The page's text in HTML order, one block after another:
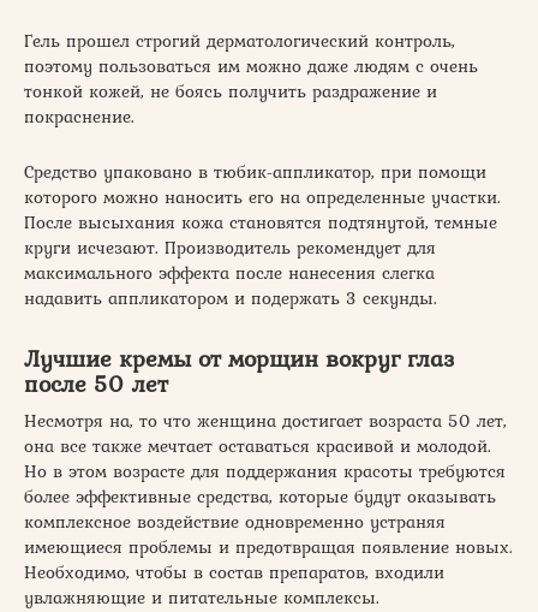
Гель прошел строгий дерматологический контроль,
поэтому пользоваться им можно даже людям с очень
тонкой кожей, не боясь получить раздражение и
покраснение.
Средство упаковано в тюбик-аппликатор, при помощи
которого можно наносить его на определенные участки.
После высыхания кожа становятся подтянутой, темные
круги исчезают. Производитель рекомендует для
максимального эффекта после нанесения слегка
надавить аппликатором и подержать 3 секунды.
Лучшие кремы от морщин вокруг глаз
после 50 лет
Несмотря на, то что женщина достигает возраста 50 лет,
она все также мечтает оставаться красивой и молодой.
Но в этом возрасте для поддержания красоты требуются
более эффективные средства, которые будут оказывать
комплексное воздействие одновременно устраняя
имеющиеся проблемы и предотвращая появление новых.
Необходимо, чтобы в состав препаратов, входили
увлажняющие и питательные комплексы.